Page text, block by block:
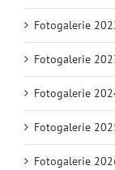
Fotogalerie
Fotogalerie
Fotogalerie
Fotogalerie
Fotogalerie